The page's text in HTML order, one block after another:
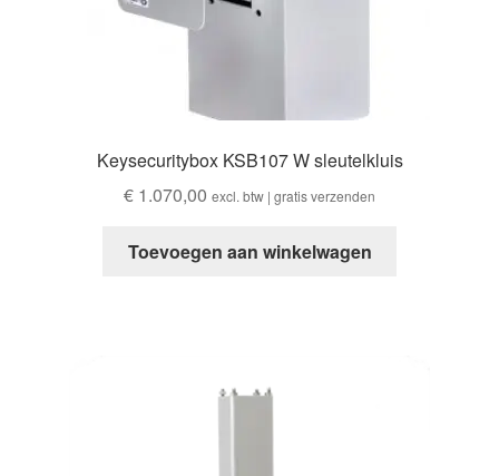
Keysecuritybox KSB107 W sleutelkluis
€ 1.070,00 excl. btw | gratis verzenden
Toevoegen aan winkelwagen